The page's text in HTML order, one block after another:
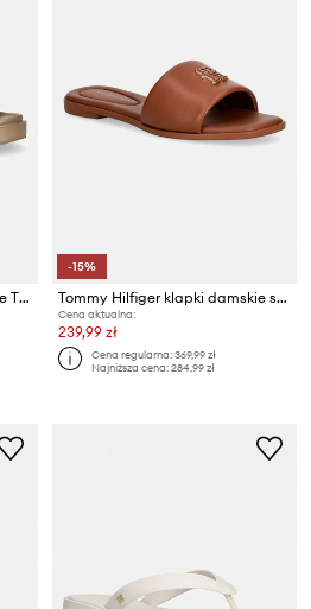
Tommy Hilfiger klapki damskie TH DOUBLE STRAP SANDAL PEARL
-15%
Tommy Hilfiger klapki damskie skórzane TH LOGO HARDWARE LEATHER MULE
Cena aktualna:
239,99 zł
Cena regularna:369,99 zł
Najniższa cena:284,99 zł